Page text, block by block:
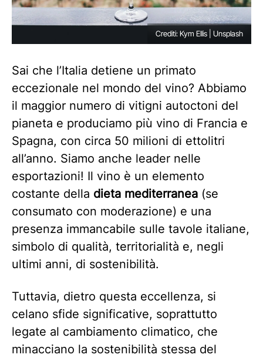
Crediti: Kym Ellis | Unsplash
Sai che l’Italia detiene un primato
eccezionale nel mondo del vino? Abbiamo
il maggior numero di vitigni autoctoni del
pianeta e produciamo più vino di Francia e
Spagna, con circa 50 milioni di ettolitri
all’anno. Siamo anche leader nelle
esportazioni! Il vino è un elemento
costante della dieta mediterranea (se
consumato con moderazione) e una
presenza immancabile sulle tavole italiane,
simbolo di qualità, territorialità e, negli
ultimi anni, di sostenibilità.
Tuttavia, dietro questa eccellenza, si
celano sfide significative, soprattutto
legate al cambiamento climatico, che
minacciano la sostenibilità stessa del